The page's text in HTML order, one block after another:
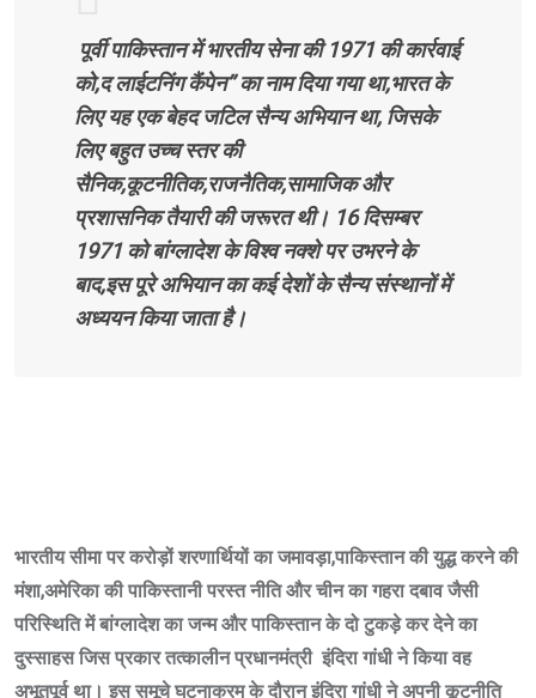
पूर्वी पाकिस्तान में भारतीय सेना की 1971 की कार्रवाई
को,द लाईटनिंग कैंपेन’’ का नाम दिया गया था,भारत के
लिए यह एक बेहद जटिल सैन्य अभियान था, जिसके
लिए बहुत उच्च स्तर की
सैनिक,कूटनीतिक,राजनैतिक,सामाजिक और
प्रशासनिक तैयारी की जरूरत थी। 16 दिसम्बर
1971 को बांग्लादेश के विश्व नक्शे पर उभरने के
बाद,इस पूरे अभियान का कई देशों के सैन्य संस्थानों में
अध्ययन किया जाता है।
भारतीय सीमा पर करोड़ों शरणार्थियों का जमावड़ा,पाकिस्तान की युद्ध करने की
मंशा,अमेरिका की पाकिस्तानी परस्त नीति और चीन का गहरा दबाव जैसी
परिस्थिति में बांग्लादेश का जन्म और पाकिस्तान के दो टुकड़े कर देने का
दुस्साहस जिस प्रकार तत्कालीन प्रधानमंत्री इंदिरा गांधी ने किया वह
अभूतपूर्व था। इस समूचे घटनाक्रम के दौरान इंदिरा गांधी ने अपनी कूटनीति